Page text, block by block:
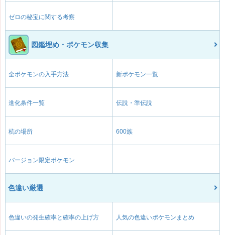
ゼロの秘宝に関する考察
図鑑埋め・ポケモン収集
全ポケモンの入手方法 新ポケモン一覧
進化条件一覧 伝説・準伝説
杭の場所 600族
バージョン限定ポケモン
色違い厳選
色違いの発生確率と確率の上げ方 人気の色違いポケモンまとめ